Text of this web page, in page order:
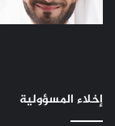
إخلاء المسؤولية